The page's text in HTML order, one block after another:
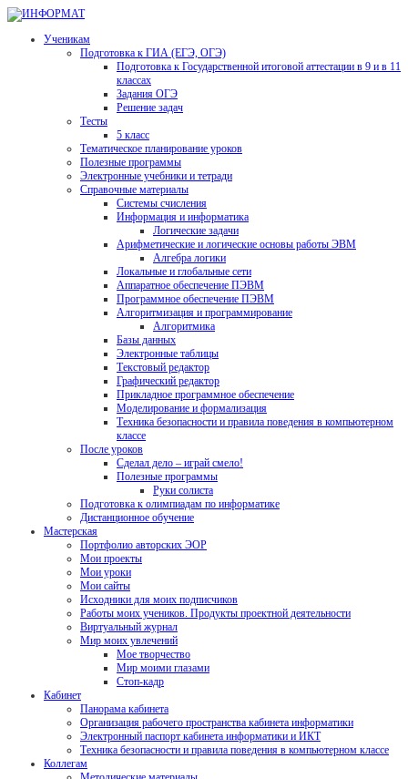
Ученикам
Подготовка к ГИА (ЕГЭ, ОГЭ)
Подготовка к Государственной итоговой аттестации в 9 и в 11
классах
Задания ОГЭ
Решение задач
Тесты
5 класс
Тематическое планирование уроков
Полезные программы
Электронные учебники и тетради
Справочные материалы
Системы счисления
Информация и информатика
Логические задачи
Арифметические и логические основы работы ЭВМ
Алгебра логики
Локальные и глобальные сети
Аппаратное обеспечение ПЭВМ
Программное обеспечение ПЭВМ
Алгоритмизация и программирование
Алгоритмика
Базы данных
Электронные таблицы
Текстовый редактор
Графический редактор
Прикладное программное обеспечение
Моделирование и формализация
Техника безопасности и правила поведения в компьютерном
классе
После уроков
Сделал дело – играй смело!
Полезные программы
Руки солиста
Подготовка к олимпиадам по информатике
Дистанционное обучение
Мастерская
Портфолио авторских ЭОР
Мои проекты
Мои уроки
Мои сайты
Исходники для моих подписчиков
Работы моих учеников. Продукты проектной деятельности
Виртуальный журнал
Мир моих увлечений
Мое творчество
Мир моими глазами
Стоп-кадр
Кабинет
Панорама кабинета
Организация рабочего пространства кабинета информатики
Электронный паспорт кабинета информатики и ИКТ
Техника безопасности и правила поведения в компьютерном классе
Коллегам